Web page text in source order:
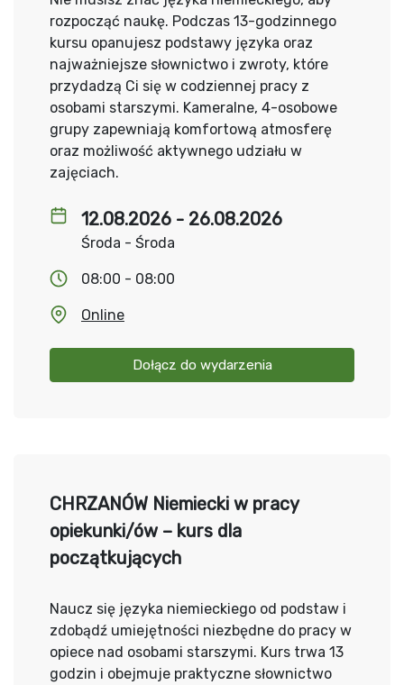
12.08.2026 - 26.08.2026
Środa - Środa
08:00 - 08:00
Online
Dołącz do wydarzenia
rozpocząć naukę. Podczas 13-godzinnego
kursu opanujesz podstawy języka oraz
najważniejsze słownictwo i zwroty, które
przydadzą Ci się w codziennej pracy z
osobami starszymi. Kameralne, 4-osobowe
grupy zapewniają komfortową atmosferę
oraz możliwość aktywnego udziału w
zajęciach.
CHRZANÓW Niemiecki w pracy
opiekunki/ów – kurs dla
początkujących
Naucz się języka niemieckiego od podstaw i
zdobądź umiejętności niezbędne do pracy w
opiece nad osobami starszymi. Kurs trwa 13
godzin i obejmuje praktyczne słownictwo